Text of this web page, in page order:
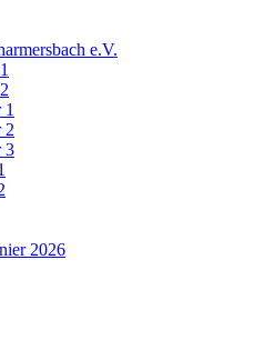
e.V.
2
3
2026